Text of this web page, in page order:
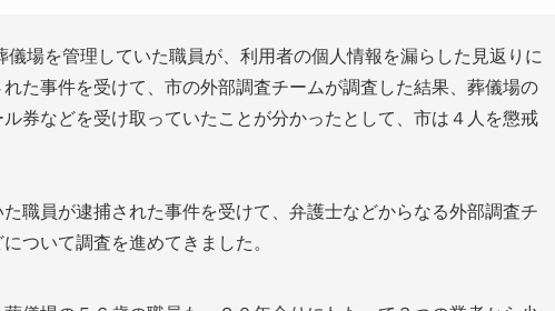
場を管理していた職員が、利用者の個人情報を漏らした見返りに
た事件を受けて、市の外部調査チームが調査した結果、葬儀場の
券などを受け取っていたことが分かったとして、市は４人を懲戒
職員が逮捕された事件を受けて、弁護士などからなる外部調査チ
ついて調査を進めてきました。